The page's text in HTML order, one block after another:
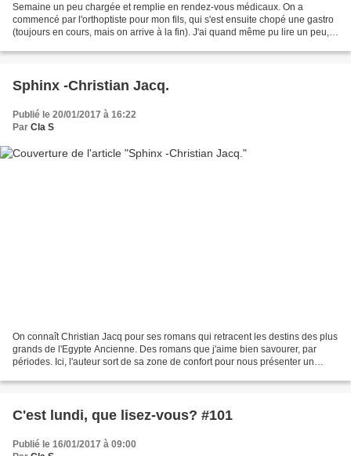
Semaine un peu chargée et remplie en rendez-vous médicaux. On a
commencé par l'orthoptiste pour mon fils, qui s'est ensuite chopé une gastro
(toujours en cours, mais on arrive à la fin). J'ai quand même pu lire un peu,
Sphinx -Christian Jacq.
Publié le 20/01/2017 à 16:22
Par Cla S
On connaît Christian Jacq pour ses romans qui retracent les destins des plus
grands de l'Egypte Ancienne. Des romans que j'aime bien savourer, par
périodes. Ici, l'auteur sort de sa zone de confort pour nous présenter un
C'est lundi, que lisez-vous? #101
Publié le 16/01/2017 à 09:00